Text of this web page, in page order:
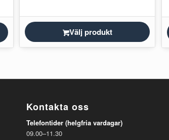
Välj produkt
Kontakta oss
Telefontider (helgfria vardagar)
09.00–11.30